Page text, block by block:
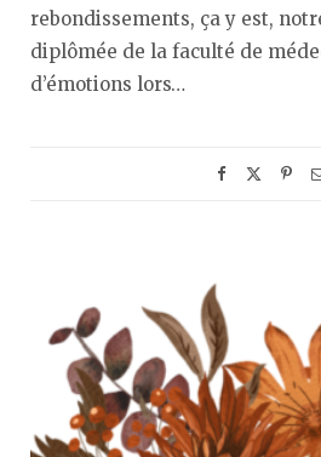
rebondissements, ça y est,
diplômée de la faculté de
d’émotions lors…